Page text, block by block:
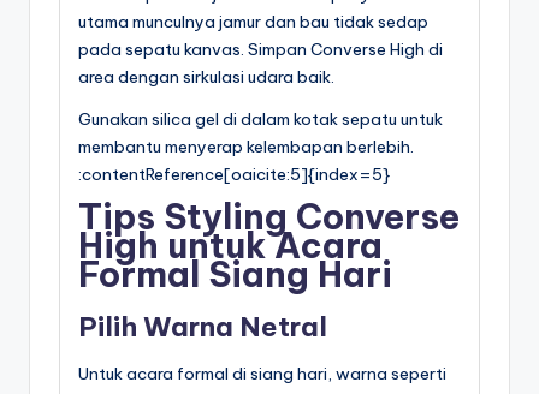
utama munculnya jamur dan bau tidak sedap
pada sepatu kanvas. Simpan Converse High di
area dengan sirkulasi udara baik.
Gunakan silica gel di dalam kotak sepatu untuk
membantu menyerap kelembapan berlebih.
:contentReference[oaicite:5]{index=5}
Tips Styling Converse
High untuk Acara
Formal Siang Hari
Pilih Warna Netral
Untuk acara formal di siang hari, warna seperti